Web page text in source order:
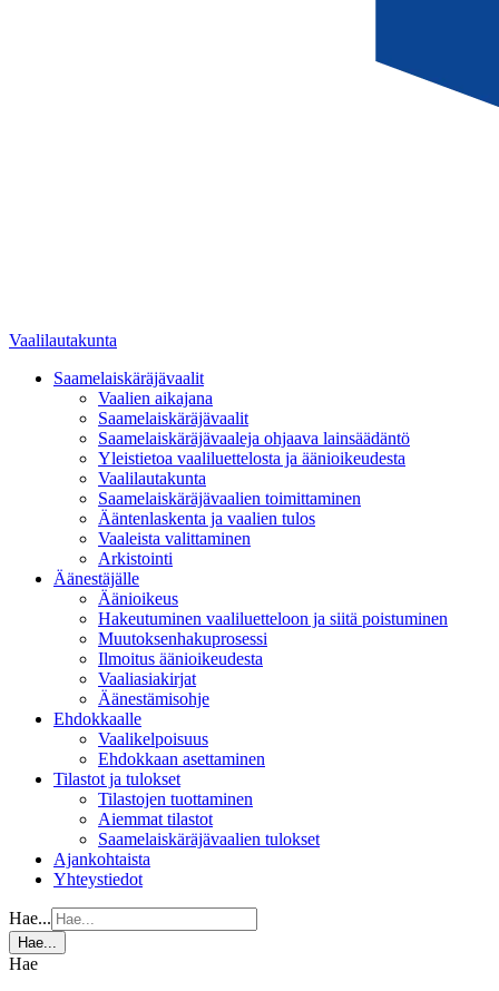
Vaalilautakunta
Saamelaiskäräjävaalit
Vaalien aikajana
Saamelaiskäräjävaalit
Saamelaiskäräjävaaleja ohjaava lainsäädäntö
Yleistietoa vaaliluettelosta ja äänioikeudesta
Vaalilautakunta
Saamelaiskäräjävaalien toimittaminen
Ääntenlaskenta ja vaalien tulos
Vaaleista valittaminen
Arkistointi
Äänestäjälle
Äänioikeus
Hakeutuminen vaaliluetteloon ja siitä poistuminen
Muutoksenhakuprosessi
Ilmoitus äänioikeudesta
Vaaliasiakirjat
Äänestämisohje
Ehdokkaalle
Vaalikelpoisuus
Ehdokkaan asettaminen
Tilastot ja tulokset
Tilastojen tuottaminen
Aiemmat tilastot
Saamelaiskäräjävaalien tulokset
Ajankohtaista
Yhteystiedot
Hae...
Hae...
Hae